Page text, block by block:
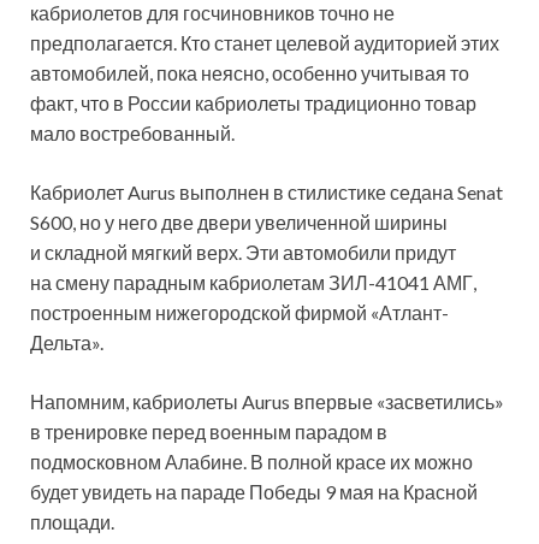
кабриолетов для госчиновников точно не
предполагается. Кто станет целевой аудиторией этих
автомобилей, пока неясно, особенно учитывая то
факт, что в России кабриолеты традиционно товар
мало востребованный.
Кабриолет Aurus выполнен в стилистике седана Senat
S600, но у него две двери увеличенной ширины
и складной мягкий верх. Эти автомобили придут
на смену парадным кабриолетам ЗИЛ-41041 АМГ,
построенным нижегородской фирмой «Атлант-
Дельта».
Напомним, кабриолеты Aurus впервые «засветились»
в тренировке перед военным парадом в
подмосковном Алабине. В полной красе их можно
будет увидеть на параде Победы 9 мая на Красной
площади.